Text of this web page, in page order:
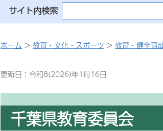
サイト内検索
ホーム > 教育・文化・スポーツ > 教育・健全育
更新日：令和8(2026)年1月16日
千葉県教育委員会